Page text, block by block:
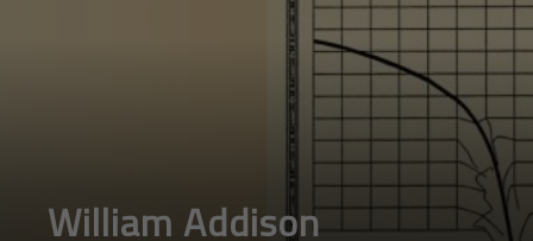
William Addison